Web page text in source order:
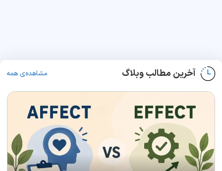
آخرین مطالب وبلاگ مشاهده‌ی همه